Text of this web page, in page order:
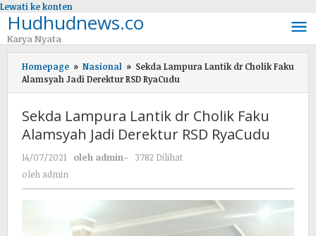
Lewati ke konten
Hudhudnews.co
Karya Nyata
Homepage » Nasional » Sekda Lampura Lantik dr Cholik Faku
Alamsyah Jadi Derektur RSD RyaCudu
Sekda Lampura Lantik dr Cholik Faku
Alamsyah Jadi Derektur RSD RyaCudu
14/07/2021 oleh admin-
3782 Dilihat
oleh admin